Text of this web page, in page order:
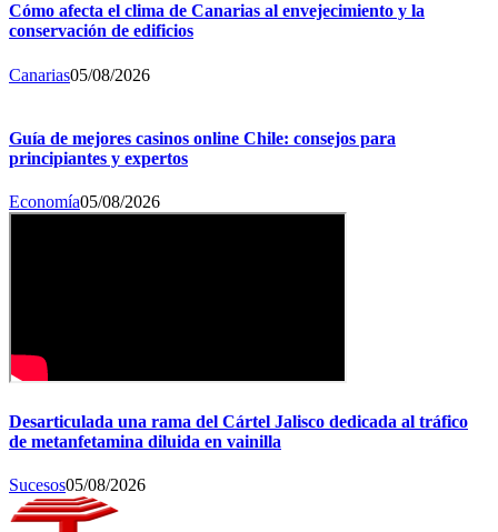
Cómo afecta el clima de Canarias al envejecimiento y la
conservación de edificios
Canarias05/08/2026
Guía de mejores casinos online Chile: consejos para
principiantes y expertos
Economía05/08/2026
Desarticulada una rama del Cártel Jalisco dedicada al tráfico
de metanfetamina diluida en vainilla
Sucesos05/08/2026